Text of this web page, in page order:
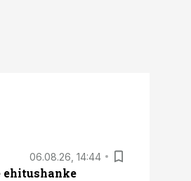
06.08.26, 14:44